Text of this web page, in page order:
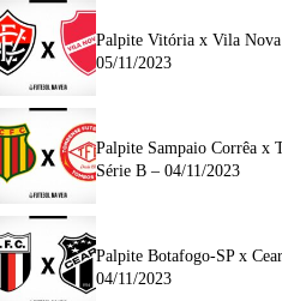
Palpite Vitória x Vila
05/11/2023
Palpite Sampaio Corrêa x
Série B – 04/11/2023
Palpite Botafogo-SP x
04/11/2023